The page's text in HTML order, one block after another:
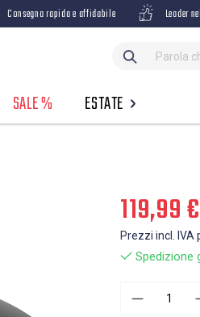
Consegna rapida e affidabile Leader
SALE % ESTATE
119,99
Prezzi incl. IVA
Spedizione